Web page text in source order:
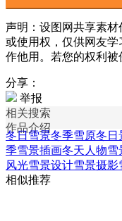
声明：设图网共享素
或使用权，仅供网友
作他用。若您的权利被
分享：
举报
相关搜索
作品介绍
冬日雪景冬季雪原冬日
季雪景插画冬天人物雪
风光雪景设计雪景摄影
相似推荐